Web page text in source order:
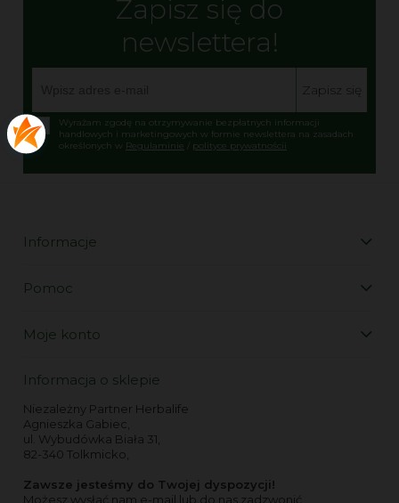
Zapisz się do
newslettera!
Zapisz się
Wyrażam zgodę na otrzymywanie bezpłatnych informacji
handlowych i marketingowych w formie newslettera na zasadach
określonych w Regulaminie polityce prywatnościi
Informacje
Pomoc
Moje konto
Informacja o sklepie
Niezależny Partner Herbalife
Agnieszka Gabiec,
ul. Wybudówka Biała 31,
82-340 Tolkmicko,
Zawsze jesteśmy do Twojej dyspozycji!
Możesz wysłać nam e-mail lub do nas zadzwonić